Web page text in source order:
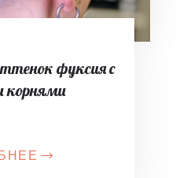
фуксия с